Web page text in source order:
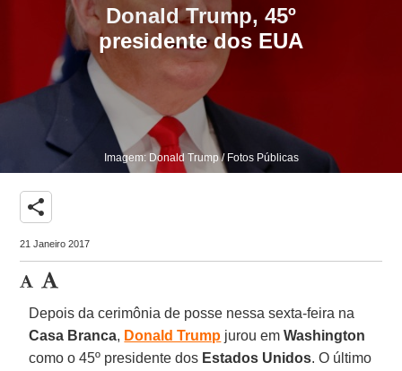
Donald Trump, 45º
presidente dos EUA
Imagem: Donald Trump / Fotos Públicas
share
21 Janeiro 2017
Depois da cerimônia de posse nessa sexta-feira na
Casa Branca, Donald Trump jurou emWashington
como o 45º presidente dos Estados Unidos. O último